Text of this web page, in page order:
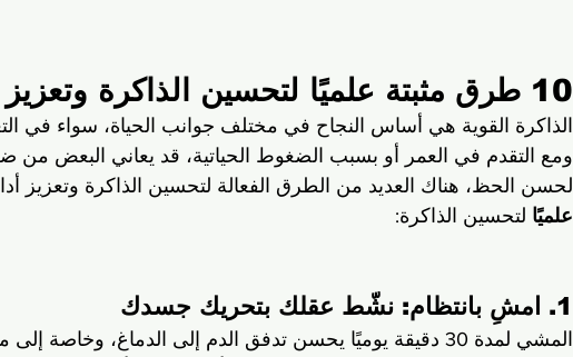
10 طرق مثبتة علميًا لتحسين الذاكرة وتعزيز أداء الدماغ
الذاكرة القوية هي أساس النجاح في مختلف جوانب الحياة، سواء في
ومع التقدم في العمر أو بسبب الضغوط الحياتية، قد يعاني البعض من
لحسن الحظ، هناك العديد من الطرق الفعالة لتحسين الذاكرة وتعزيز
علميًا لتحسين الذاكرة:
1. امشِ بانتظام: نشّط عقلك بتحريك جسدك
المشي لمدة 30 دقيقة يوميًا يحسن تدفق الدم إلى الدماغ،